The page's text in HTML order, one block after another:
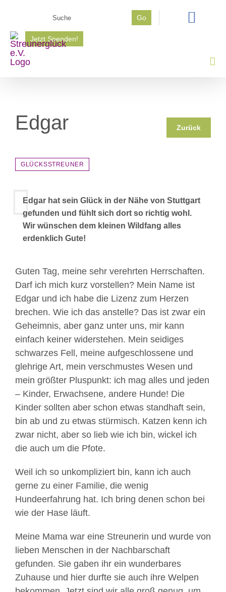
springen
Go
Jetzt Spenden!
Edgar Zurück
GLÜCKSSTREUNER
Edgar hat sein Glück in der Nähe von Stuttgart
gefunden und fühlt sich dort so richtig wohl.
Wir wünschen dem kleinen Wildfang alles
erdenklich Gute!
Guten Tag, meine sehr verehrten Herrschaften.
Darf ich mich kurz vorstellen? Mein Name ist
Edgar und ich habe die Lizenz zum Herzen
brechen. Wie ich das anstelle? Das ist zwar ein
Geheimnis, aber ganz unter uns, mir kann
einfach keiner widerstehen. Mein seidiges
schwarzes Fell, meine aufgeschlossene und
glehrige Art, mein verschmustes Wesen und
mein größter Pluspunkt: ich mag alles und jeden
– Kinder, Erwachsene, andere Hunde! Die
Kinder sollten aber schon etwas standhaft sein,
bin ab und zu etwas stürmisch. Katzen kenn ich
zwar nicht, aber so lieb wie ich bin, wickel ich
die auch um die Pfote.
Weil ich so unkompliziert bin, kann ich auch
gerne zu einer Familie, die wenig
Hundeerfahrung hat. Ich bring denen schon bei
wie der Hase läuft.
Meine Mama war eine Streunerin und wurde von
lieben Menschen in der Nachbarschaft
gefunden. Sie gaben ihr ein wunderbares
Zuhause und hier durfte sie auch ihre Welpen